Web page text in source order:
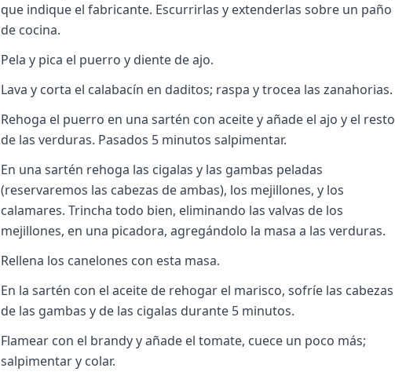
que indique el fabricante. Escurrirlas y extenderlas sobre un paño
de cocina.
Pela y pica el puerro y diente de ajo.
Lava y corta el calabacín en daditos; raspa y trocea las zanahorias.
Rehoga el puerro en una sartén con aceite y añade el ajo y el resto
de las verduras. Pasados 5 minutos salpimentar.
En una sartén rehoga las cigalas y las gambas peladas
(reservaremos las cabezas de ambas), los mejillones, y los
calamares. Trincha todo bien, eliminando las valvas de los
mejillones, en una picadora, agregándolo la masa a las verduras.
Rellena los canelones con esta masa.
En la sartén con el aceite de rehogar el marisco, sofríe las cabezas
de las gambas y de las cigalas durante 5 minutos.
Flamear con el brandy y añade el tomate, cuece un poco más;
salpimentar y colar.